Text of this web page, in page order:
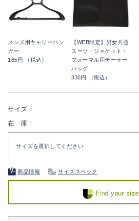
メンズ用キャリーハン
ガー
165円 （税込）
【WEB限定】男女共通
スーツ・ジャケット・
フォーマル用テーラー
バッグ
330円 （税込）
サイズ：
在 庫：
サイズを選択してください
商品情報 サイズスペック
Find your size